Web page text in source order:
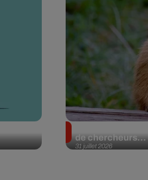
31 juillet 2026
de chercheurs...